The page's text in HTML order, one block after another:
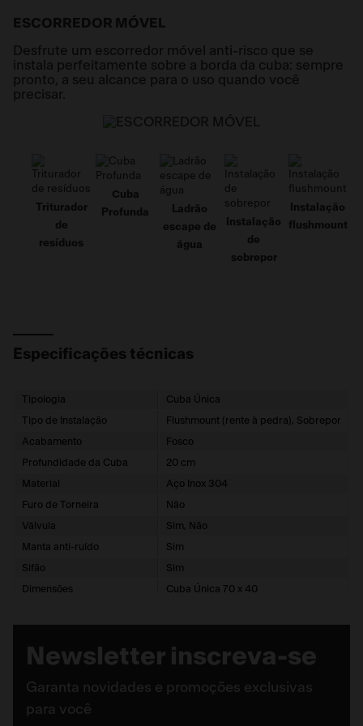
ESCORREDOR MÓVEL
Desfrute um escorredor móvel anti-risco que se
instala perfeitamente sobre a borda da cuba: sempre
pronto, a seu alcance para o uso quando você
precisar.
Triturador
de
resíduos
Cuba
Profunda
Ladrão
escape de
água
Instalação
de
sobrepor
Instalação
flushmount
Especificações técnicas
Tipologia Cuba Única
Tipo de Instalação Flushmount (rente à pedra), Sobrepor
Acabamento Fosco
Profundidade da Cuba 20 cm
Material Aço Inox 304
Furo de Torneira Não
Válvula Sim, Não
Manta anti-ruído Sim
Sifão Sim
Dimensões Cuba Única 70 x 40
Sistema de Cozinha Mythos
Espessura do Inox 0,6 mm
Garantia
Newsletter inscreva-se
Garanta novidades e promoções exclusivas
para você